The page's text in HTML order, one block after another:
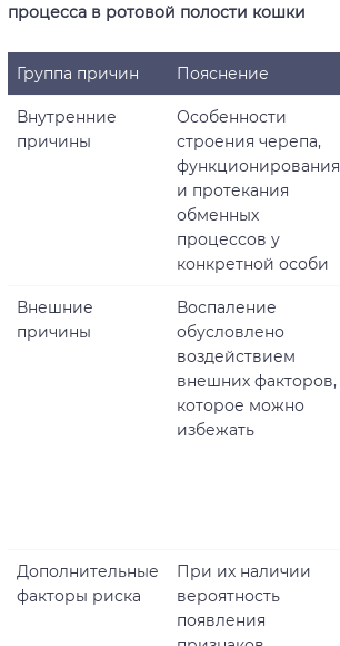
процесса в ротовой полости кошки
Группа причин Пояснение
Внутренние
причины
Особенности
строения черепа,
функционирования
и протекания
обменных
процессов у
конкретной особи
Внешние
причины
Воспаление
обусловлено
воздействием
внешних факторов,
которое можно
избежать
Дополнительные
факторы риска
При их наличии
вероятность
появления